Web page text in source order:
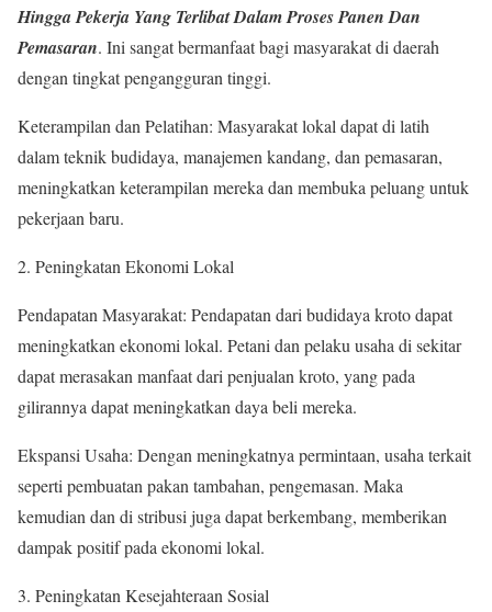
Hingga Pekerja Yang Terlibat Dalam Proses Panen Dan
Pemasaran. Ini sangat bermanfaat bagi masyarakat di daerah
dengan tingkat pengangguran tinggi.
Keterampilan dan Pelatihan: Masyarakat lokal dapat di latih
dalam teknik budidaya, manajemen kandang, dan pemasaran,
meningkatkan keterampilan mereka dan membuka peluang untuk
pekerjaan baru.
2. Peningkatan Ekonomi Lokal
Pendapatan Masyarakat: Pendapatan dari budidaya kroto dapat
meningkatkan ekonomi lokal. Petani dan pelaku usaha di sekitar
dapat merasakan manfaat dari penjualan kroto, yang pada
gilirannya dapat meningkatkan daya beli mereka.
Ekspansi Usaha: Dengan meningkatnya permintaan, usaha terkait
seperti pembuatan pakan tambahan, pengemasan. Maka
kemudian dan di stribusi juga dapat berkembang, memberikan
dampak positif pada ekonomi lokal.
3. Peningkatan Kesejahteraan Sosial